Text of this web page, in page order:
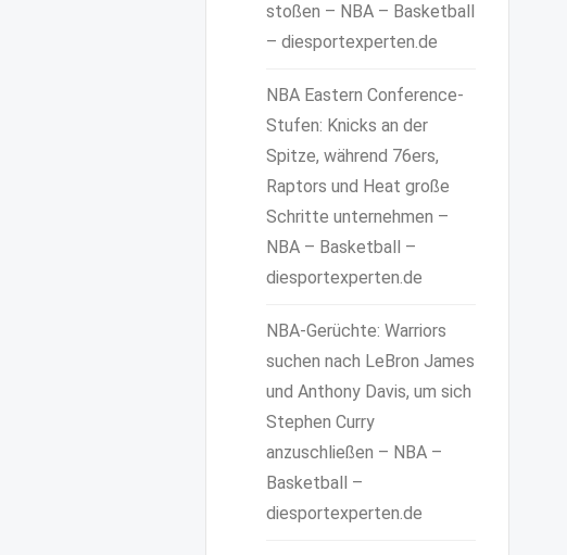
stoßen – NBA – Basketball
– diesportexperten.de
NBA Eastern Conference-
Stufen: Knicks an der
Spitze, während 76ers,
Raptors und Heat große
Schritte unternehmen –
NBA – Basketball –
diesportexperten.de
NBA-Gerüchte: Warriors
suchen nach LeBron James
und Anthony Davis, um sich
Stephen Curry
anzuschließen – NBA –
Basketball –
diesportexperten.de